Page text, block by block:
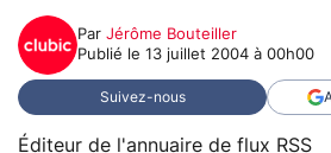
Par Jérôme Bouteiller
Publié le 13 juillet 2004 à 00h00
Suivez-nous
Éditeur de l'annuaire de flux RSS